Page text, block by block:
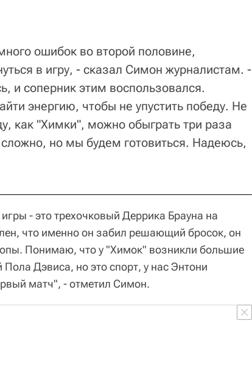
ошибок во второй половине,
в игру, - сказал Симон журналистам. -
и соперник этим воспользовался.
энергию, чтобы не упустить победу. Не
как "Химки", можно обыграть три раза
сложно, но мы будем готовиться. Надеюсь,
- это трехочковый Деррика Брауна на
что именно он забил решающий бросок, он
Понимаю, что у "Химок" возникли большие
Дэвиса, но это спорт, у нас Энтони
матч", - отметил Симон.